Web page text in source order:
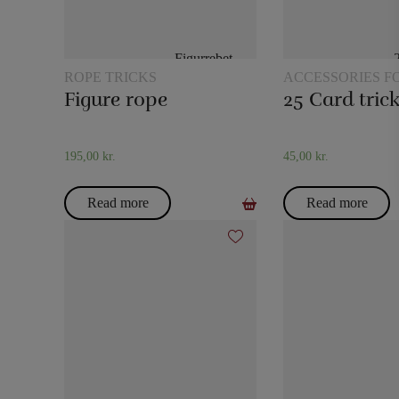
ROPE TRICKS
Figure rope
195,00 kr.
Read more
ACCESSORIES
MAGIC
45,00 kr.
Read more